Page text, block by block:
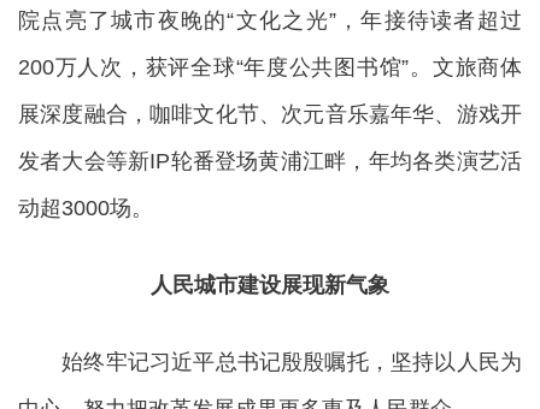
院点亮了城市夜晚的“文化之光”，年接待读者超过
200万人次，获评全球“年度公共图书馆”。文旅商体
展深度融合，咖啡文化节、次元音乐嘉年华、游戏开
发者大会等新IP轮番登场黄浦江畔，年均各类演艺活
动超3000场。
人民城市建设展现新气象
始终牢记习近平总书记殷殷嘱托，坚持以人民为